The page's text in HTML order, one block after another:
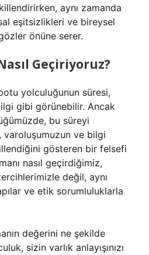
aynı zamanda
eşitsizlikleri ve bireysel
önüne serer.
Geçiriyoruz?
yolculuğunun süresi,
gibi görünebilir. Ancak
bu süreyi
varoluşumuzun ve bilgi
gösteren bir felsefi
nasıl geçirdiğimiz,
değil, aynı
ve etik sorumluluklarla
değerini ne şekilde
sizin varlık anlayışınızı